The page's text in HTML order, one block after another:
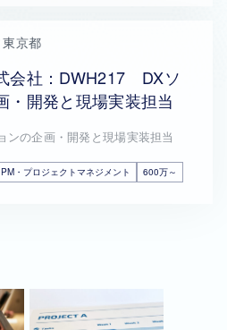
東京都
会社：DWH217 DXソ
・開発と現場実装担当
の企画・開発と現場実装担当
PM・プロジェクトマネジメント 600万～